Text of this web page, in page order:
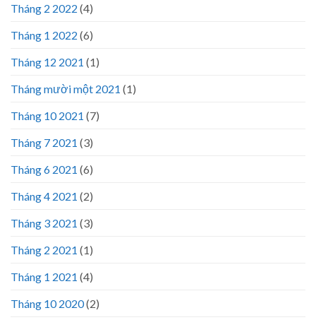
Tháng 2 2022 (4)
Tháng 1 2022 (6)
Tháng 12 2021 (1)
Tháng mười một 2021 (1)
Tháng 10 2021 (7)
Tháng 7 2021 (3)
Tháng 6 2021 (6)
Tháng 4 2021 (2)
Tháng 3 2021 (3)
Tháng 2 2021 (1)
Tháng 1 2021 (4)
Tháng 10 2020(2)